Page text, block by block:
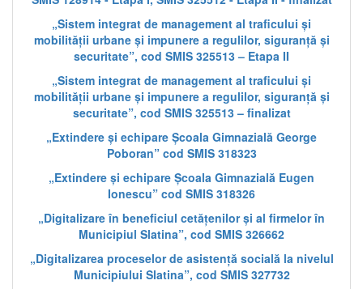
„Sistem integrat de management al traficului și
mobilității urbane și impunere a regulilor, siguranță și
securitate”, cod SMIS 325513 – Etapa II
„Sistem integrat de management al traficului și
mobilității urbane și impunere a regulilor, siguranță și
securitate”, cod SMIS 325513 – finalizat
„Extindere și echipare Școala Gimnazială George
Poboran” cod SMIS 318323
„Extindere și echipare Școala Gimnazială Eugen
Ionescu” cod SMIS 318326
„Digitalizare în beneficiul cetățenilor și al firmelor în
Municipiul Slatina”, cod SMIS 326662
„Digitalizarea proceselor de asistență socială la nivelul
Municipiului Slatina”, cod SMIS 327732